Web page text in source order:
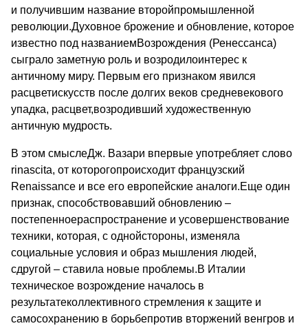
и получившим название второйпромышленной
революции.Духовное брожение и обновление, которое
известно под названиемВозрождения (Ренессанса)
сыграло заметную роль и возродилоинтерес к
античному миру. Первым его признаком явился
расцветискусств после долгих веков средневекового
упадка, расцвет,возродивший художественную
античную мудрость.
В этом смыслеДж. Вазари впервые употребляет слово
rinascita, от которогопроисходит французский
Renaissance и все его европейские аналоги.Еще один
признак, способствовавший обновлению –
постепенноераспространение и усовершенствование
техники, которая, с однойстороны, изменяла
социальные условия и образ мышления людей,
сдругой – ставила новые проблемы.В Италии
техническое возрождение началось в
результатеколлективного стремления к защите и
самосохранению в борьбепротив вторжений венгров и